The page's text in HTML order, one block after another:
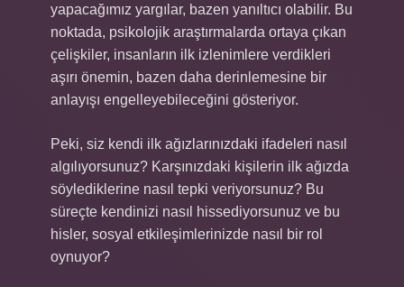
yapacağımız yargılar, bazen yanıltıcı olabilir. Bu
noktada, psikolojik araştırmalarda ortaya çıkan
çelişkiler, insanların ilk izlenimlere verdikleri
aşırı önemin, bazen daha derinlemesine bir
anlayışı engelleyebileceğini gösteriyor.
Peki, siz kendi ilk ağızlarınızdaki ifadeleri nasıl
algılıyorsunuz? Karşınızdaki kişilerin ilk ağızda
söylediklerine nasıl tepki veriyorsunuz? Bu
süreçte kendinizi nasıl hissediyorsunuz ve bu
hisler, sosyal etkileşimlerinizde nasıl bir rol
oynuyor?